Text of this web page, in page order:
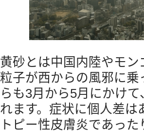
黄砂とは中国内陸やモ
粒子が西からの風邪に
らも3月から5月にかけ
れます。症状に個人差
トピー性皮膚炎であっ